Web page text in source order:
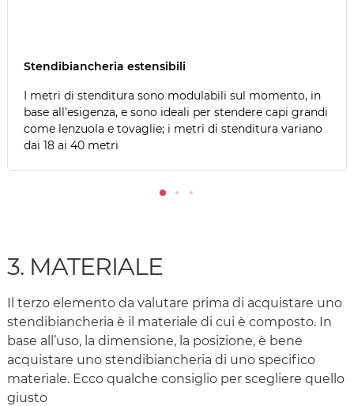
Stendibiancheria estensibili
I metri di stenditura sono modulabili sul momento, in
base all’esigenza, e sono ideali per stendere capi grandi
come lenzuola e tovaglie; i metri di stenditura variano
dai 18 ai 40 metri
3. MATERIALE
Il terzo elemento da valutare prima di acquistare uno
stendibiancheria è il materiale di cui è composto. In
base all’uso, la dimensione, la posizione, è bene
acquistare uno stendibiancheria di uno specifico
materiale. Ecco qualche consiglio per scegliere quello
giusto